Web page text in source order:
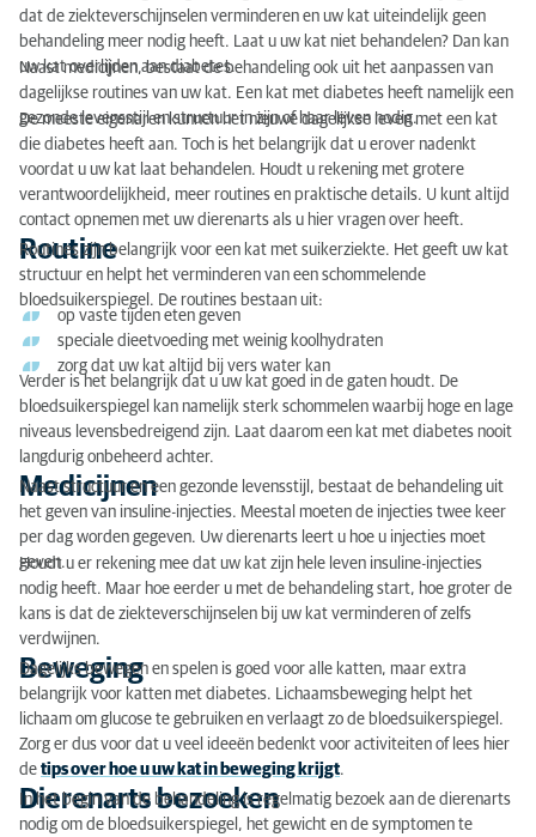
dat de ziekteverschijnselen verminderen en uw kat uiteindelijk geen
behandeling meer nodig heeft. Laat u uw kat niet behandelen? Dan kan
uw kat overlijden aan diabetes.
Naast medicijnen, bestaat de behandeling ook uit het aanpassen van
dagelijkse routines van uw kat. Een kat met diabetes heeft namelijk een
gezonde levensstijl en structuur in zijn of haar leven nodig.
De meeste eigenaren kunnen het nieuwe dagelijkse leven met een kat
die diabetes heeft aan. Toch is het belangrijk dat u erover nadenkt
voordat u uw kat laat behandelen. Houdt u rekening met grotere
verantwoordelijkheid, meer routines en praktische details. U kunt altijd
contact opnemen met uw dierenarts als u hier vragen over heeft.
Routine
Routines zijn belangrijk voor een kat met suikerziekte. Het geeft uw kat
structuur en helpt het verminderen van een schommelende
bloedsuikerspiegel. De routines bestaan uit:
op vaste tijden eten geven
speciale dieetvoeding met weinig koolhydraten
zorg dat uw kat altijd bij vers water kan
Verder is het belangrijk dat u uw kat goed in de gaten houdt. De
bloedsuikerspiegel kan namelijk sterk schommelen waarbij hoge en lage
niveaus levensbedreigend zijn. Laat daarom een kat met diabetes nooit
langdurig onbeheerd achter.
Medicijnen
Naast structuur en een gezonde levensstijl, bestaat de behandeling uit
het geven van insuline-injecties. Meestal moeten de injecties twee keer
per dag worden gegeven. Uw dierenarts leert u hoe u injecties moet
geven.
Houdt u er rekening mee dat uw kat zijn hele leven insuline-injecties
nodig heeft. Maar hoe eerder u met de behandeling start, hoe groter de
kans is dat de ziekteverschijnselen bij uw kat verminderen of zelfs
verdwijnen.
Beweging
Dagelijks bewegen en spelen is goed voor alle katten, maar extra
belangrijk voor katten met diabetes. Lichaamsbeweging helpt het
lichaam om glucose te gebruiken en verlaagt zo de bloedsuikerspiegel.
Zorg er dus voor dat u veel ideeën bedenkt voor activiteiten of lees hier
de tips over hoe u uw kat in beweging krijgt.
Dierenarts bezoeken
In het begin van de behandeling is regelmatig bezoek aan de dierenarts
nodig om de bloedsuikerspiegel, het gewicht en de symptomen te